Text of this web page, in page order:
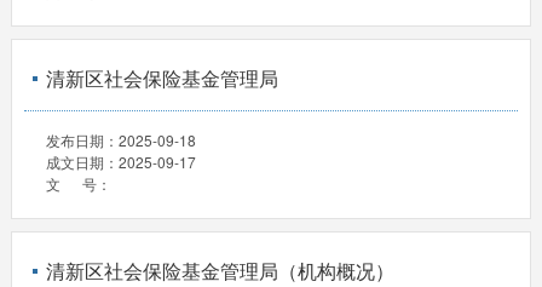
清新区社会保险基金管理局
发布日期： 2025-09-18
成文日期： 2025-09-17
文 号：
清新区社会保险基金管理局（机构概况）